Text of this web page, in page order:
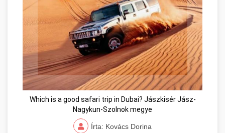
Which is a good safari trip in Dubai? Jászkisér Jász-
Nagykun-Szolnok megye
Írta: Kovács Dorina